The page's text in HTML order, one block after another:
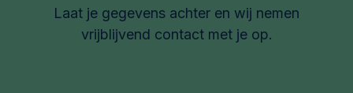
Laat je gegevens achter en wij nemen
vrijblijvend contact met je op.